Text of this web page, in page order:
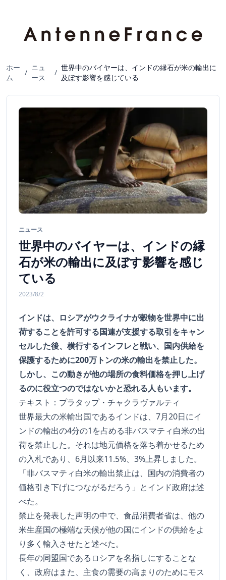
ホー
ム
/
ニュ
ース
/
世界中のバイヤーは、インドの縁石が米の輸出に
及ぼす影響を感じている
ニュース
世界中のバイヤーは、インドの縁
石が米の輸出に及ぼす影響を感じ
ている
2023/8/2
インドは、ロシアがウクライナが穀物を世界中に出
荷することを許可する国連が支援する取引をキャン
セルした後、横行するインフレと戦い、国内供給を
保護するために200万トンの米の輸出を禁止した。
しかし、この動きが他の場所の食料価格を押し上げ
るのに役立つのではないかと恐れる人もいます。
テキスト：プラタップ・チャクラヴァルティ
世界最大の米輸出国であるインドは、7月20日にイ
ンドの輸出の4分の1を占める非バスマティ白米の出
荷を禁止した。それは地元価格を落ち着かせるため
の入札であり、6月以来11.5%、3%上昇しました。
「非バスマティ白米の輸出禁止は、国内の消費者の
価格引き下げにつながるだろう」とインド政府は述
べた。
禁止を発表した声明の中で、食品消費者省は、他の
米生産国の極端な天候が他の国にインドの供給をよ
り多く輸入させたと述べた。
長年の同盟国であるロシアを名指しにすることな
く、政府はまた、主食の需要の高まりのためにモス